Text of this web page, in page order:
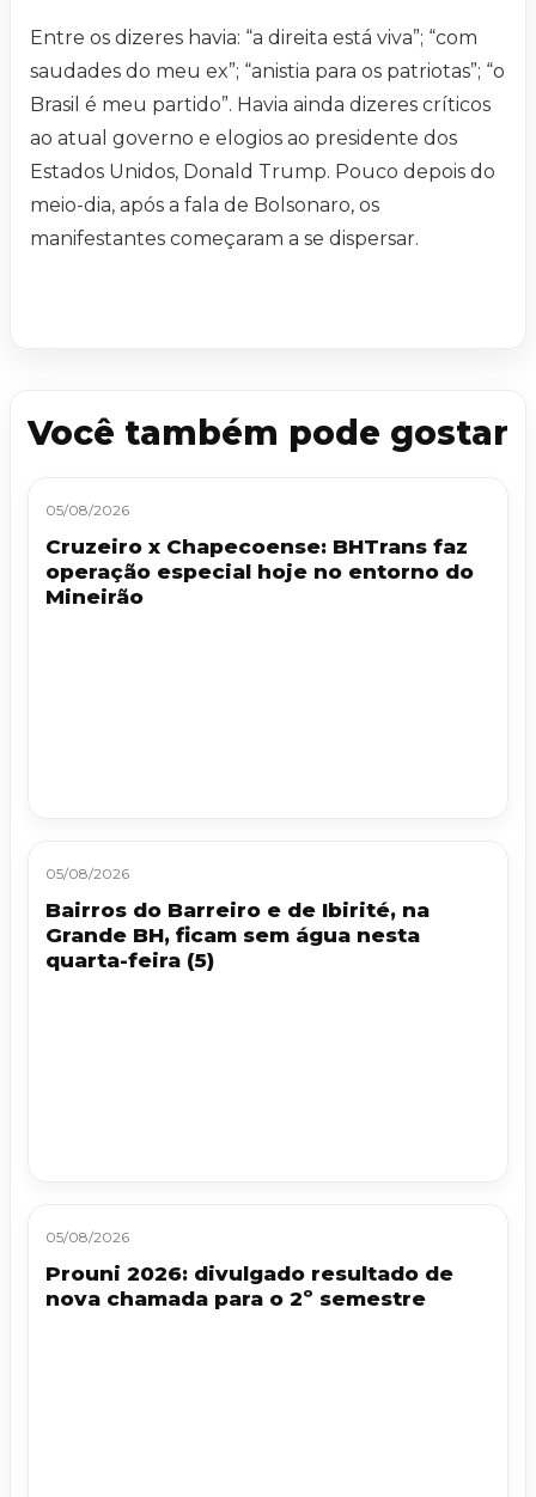
Entre os dizeres havia: “a direita está viva”; “com
saudades do meu ex”; “anistia para os patriotas”; “o
Brasil é meu partido”. Havia ainda dizeres críticos
ao atual governo e elogios ao presidente dos
Estados Unidos, Donald Trump. Pouco depois do
meio-dia, após a fala de Bolsonaro, os
manifestantes começaram a se dispersar.
Você também pode gostar
05/08/2026
Cruzeiro x Chapecoense: BHTrans faz
operação especial hoje no entorno do
Mineirão
05/08/2026
Bairros do Barreiro e de Ibirité, na
Grande BH, ficam sem água nesta
quarta-feira (5)
05/08/2026
Prouni 2026: divulgado resultado de
nova chamada para o 2º semestre